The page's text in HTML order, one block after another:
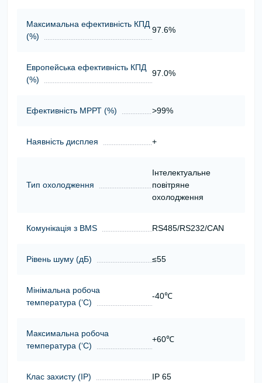
Максимальна ефективність КПД
(%)
97.6%
Европейська ефективність КПД
(%)
97.0%
Ефективність МРРТ (%) >99%
Наявність дисплея +
Тип охолодження
Інтелектуальне
повітряне
охолодження
Комунікація з BMS RS485/RS232/CAN
Рівень шуму (дБ) ≤55
Мінімальна робоча
температура (‘С)
-40℃
Максимальна робоча
температура (‘С)
+60℃
Клас захисту (ІР) IP 65